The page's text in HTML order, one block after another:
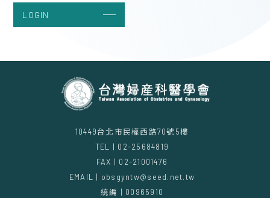
LOGIN
10449台北市民權西路70號5樓
TEL | 02-25684819
FAX | 02-21001476
EMAIL | obsgyntw@seed.net.tw
統編 | 00965910